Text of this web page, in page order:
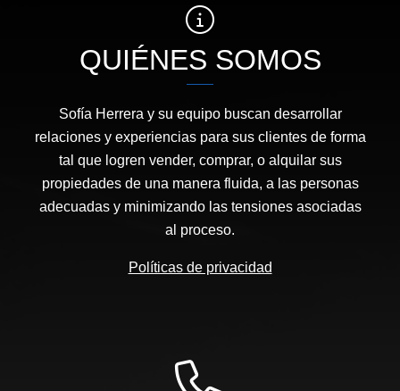
QUIÉNES SOMOS
Sofía Herrera y su equipo buscan desarrollar
relaciones y experiencias para sus clientes de forma
tal que logren vender, comprar, o alquilar sus
propiedades de una manera fluida, a las personas
adecuadas y minimizando las tensiones asociadas
al proceso.
Políticas de privacidad